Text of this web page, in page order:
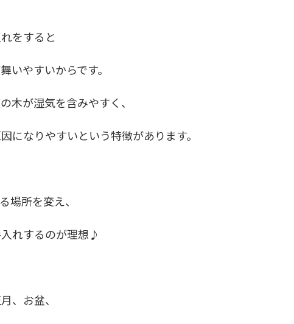
をすると
いやすいからです。
木が湿気を含みやすく、
になりやすいという特徴があります。
場所を変え、
れするのが理想♪
、お盆、